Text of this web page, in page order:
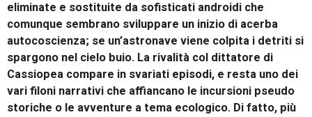
eliminate e sostituite da sofisticati androidi che
comunque sembrano sviluppare un inizio di acerba
autocoscienza; se un’astronave viene colpita i detriti si
spargono nel cielo buio. La rivalità col dittatore di
Cassiopea compare in svariati episodi, e resta uno dei
vari filoni narrativi che affiancano le incursioni pseudo
storiche o le avventure a tema ecologico. Di fatto, più